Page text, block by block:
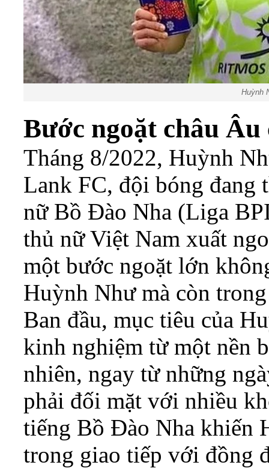
Huỳnh
Bước ngoặt châu
Tháng 8/2022, Huỳnh
Lank FC, đội bóng đang
nữ Bồ Đào Nha (Liga
thủ nữ Việt Nam xuất
một bước ngoặt lớn
Huỳnh Như mà còn
Ban đầu, mục tiêu của
kinh nghiệm từ một nền
nhiên, ngay từ những
phải đối mặt với nhiều
tiếng Bồ Đào Nha khiến
trong giao tiếp với đồng